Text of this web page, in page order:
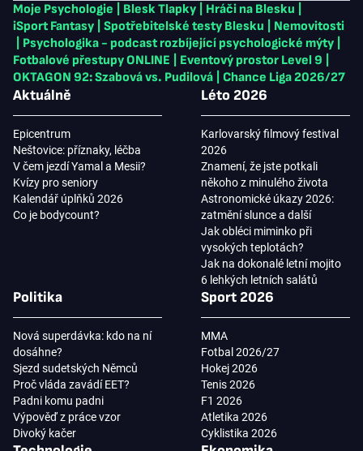
Moje Psychologie Blesk Tlapky Hráči na Blesku
iSport Fantasy
Spotřebitelské testy Blesku
Nemovitosti
Psychologika - podcast rozbíjející psychologické mýty
Fotbalové přestupy ONLINE
Eventový prostor Level 9
OKTAGON 92: Szabová vs. Pudilová
Chance Liga 2026/27
Aktuálně
Epicentrum
Neštovice: příznaky, léčba
V čem jezdí Yamal a Mesii?
Kvízy pro seniory
Kalendář úplňků 2026
Co je bodycount?
Léto 2026
Karlovarský filmový festival
2026
Znamení, že jste potkali
někoho z minulého života
Astronomické úkazy 2026:
zatmění slunce a další
Jak obléci miminko při
vysokých teplotách?
Jak na dokonalé letní mojito
6 lehkých letních salátů
Politika
Nová superdávka: kdo na ní
dosáhne?
Sjezd sudetských Němců
Proč vláda zavádí EET?
Padni komu padni
Výpověď z práce vzor
Divoký kačer
Sport 2026
MMA
Fotbal 2026/27
Hokej 2026
Tenis 2026
F1 2026
Atletika 2026
Cyklistika 2026